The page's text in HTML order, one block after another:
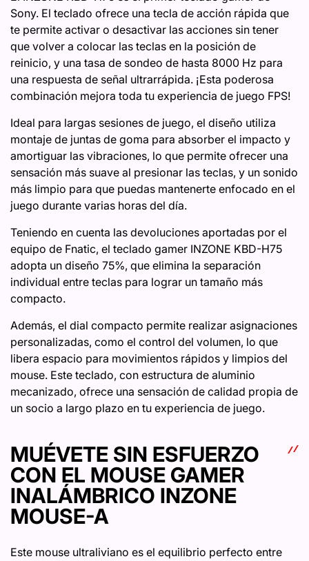
Sony. El teclado ofrece una tecla de acción rápida que
te permite activar o desactivar las acciones sin tener
que volver a colocar las teclas en la posición de
reinicio, y una tasa de sondeo de hasta 8000 Hz para
una respuesta de señal ultrarrápida. ¡Esta poderosa
combinación mejora toda tu experiencia de juego FPS!
Ideal para largas sesiones de juego, el diseño utiliza
montaje de juntas de goma para absorber el impacto y
amortiguar las vibraciones, lo que permite ofrecer una
sensación más suave al presionar las teclas, y un sonido
más limpio para que puedas mantenerte enfocado en el
juego durante varias horas del día.
Teniendo en cuenta las devoluciones aportadas por el
equipo de Fnatic, el teclado gamer INZONE KBD-H75
adopta un diseño 75%, que elimina la separación
individual entre teclas para lograr un tamaño más
compacto.
Además, el dial compacto permite realizar asignaciones
personalizadas, como el control del volumen, lo que
libera espacio para movimientos rápidos y limpios del
mouse. Este teclado, con estructura de aluminio
mecanizado, ofrece una sensación de calidad propia de
un socio a largo plazo en tu experiencia de juego.
MUÉVETE SIN ESFUERZO
CON EL MOUSE GAMER
INALÁMBRICO INZONE
MOUSE-A
Este mouse ultraliviano es el equilibrio perfecto entre